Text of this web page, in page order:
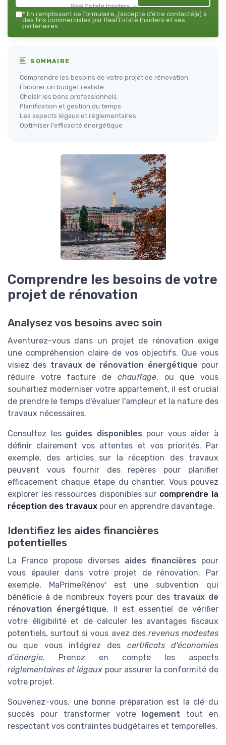
Real Estate Insiders — 2026
* En remplissant ce formulaire, j’accepte d’être contacté(e) à
des fins commerciales par Real Estate Insiders et ses
partenaires.
SOMMAIRE
Comprendre les besoins de votre projet de rénovation
Élaborer un budget réaliste
Choisir les bons professionnels
Planification et gestion du temps
Les aspects légaux et réglementaires
Optimiser l'efficacité énergétique
Comprendre les besoins de votre
projet de rénovation
Analysez vos besoins avec soin
Aventurez-vous dans un projet de rénovation exige
une compréhension claire de vos objectifs. Que vous
visiez des travaux de rénovation énergétique pour
réduire votre facture de chauffage, ou que vous
souhaitiez moderniser votre appartement, il est crucial
de prendre le temps d'évaluer l'ampleur et la nature des
travaux nécessaires.
Consultez les guides disponibles pour vous aider à
définir clairement vos attentes et vos priorités. Par
exemple, des articles sur la réception des travaux
peuvent vous fournir des repères pour planifier
efficacement chaque étape du chantier. Vous pouvez
explorer les ressources disponibles sur comprendre la
réception des travaux pour en apprendre davantage.
Identifiez les aides financières
potentielles
La France propose diverses aides financières pour
vous épauler dans votre projet de rénovation. Par
exemple,
MaPrimeRénov' est une subvention qui
bénéficie à de nombreux foyers pour des travaux de
rénovation énergétique. Il est essentiel de vérifier
votre éligibilité et de calculer les avantages fiscaux
potentiels, surtout si vous avez des revenus modestes
ou que vous intégrez des certificats d'économies
d'énergie. Prenez en compte les aspects
réglementaires et légaux pour assurer la conformité de
votre projet.
Souvenez-vous, une bonne préparation est la clé du
succès pour transformer votre
logement tout en
respectant vos contraintes budgétaires et temporelles.